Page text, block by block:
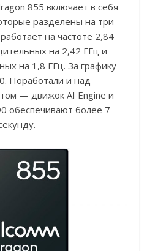
855 включает в себя
разделены на три
на частоте 2,84
на 2,42 ГГц и
на 1,8 ГГц. За графику
Поработали и над
— движок AI Engine и
обеспечивают более 7